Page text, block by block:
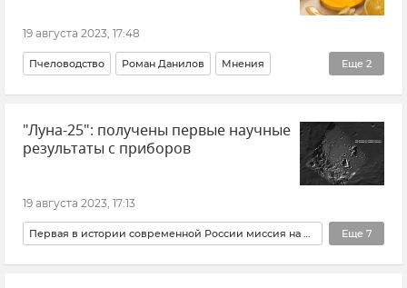
19 августа 2023, 17:48
Еще 2
Пчеловодство Роман Данилов Мнения
Минсельхоз Крыма Ярмарка
"Луна-25": получены первые научные
результаты с приборов
19 августа 2023, 17:13
Еще 7
Роскосмос Луна Наука и технологии Россия